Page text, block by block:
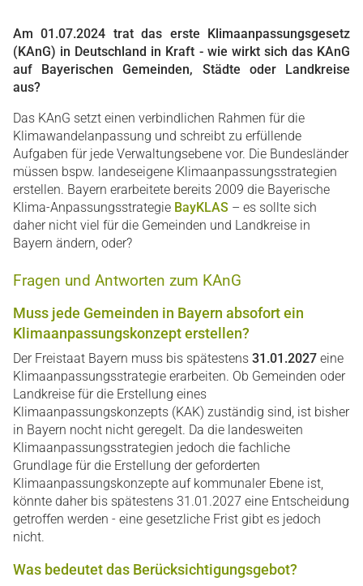
Am 01.07.2024 trat das erste Klimaanpassungsgesetz
(KAnG) in Deutschland in Kraft - wie wirkt sich das KAnG
auf Bayerischen Gemeinden, Städte oder Landkreise
aus?
Das KAnG setzt einen verbindlichen Rahmen für die
Klimawandelanpassung und schreibt zu erfüllende
Aufgaben für jede Verwaltungsebene vor. Die Bundesländer
müssen bspw. landeseigene Klimaanpassungsstrategien
erstellen. Bayern erarbeitete bereits 2009 die Bayerische
Klima-Anpassungsstrategie BayKLAS – es sollte sich
daher nicht viel für die Gemeinden und Landkreise in
Bayern ändern, oder?
Fragen und Antworten zum KAnG
Muss jede Gemeinden in Bayern absofort ein
Klimaanpassungskonzept erstellen?
Der Freistaat Bayern muss bis spätestens 31.01.2027 eine
Klimaanpassungsstrategie erarbeiten. Ob Gemeinden oder
Landkreise für die Erstellung eines
Klimaanpassungskonzepts (KAK) zuständig sind, ist bisher
in Bayern nocht nicht geregelt. Da die landesweiten
Klimaanpassungsstrategien jedoch die fachliche
Grundlage für die Erstellung der geforderten
Klimaanpassungskonzepte auf kommunaler Ebene ist,
könnte daher bis spätestens 31.01.2027 eine Entscheidung
getroffen werden - eine gesetzliche Frist gibt es jedoch
nicht.
Was bedeutet das Berücksichtigungsgebot?